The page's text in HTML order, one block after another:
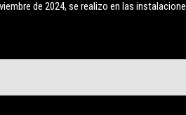
de 2024, se realizo en las